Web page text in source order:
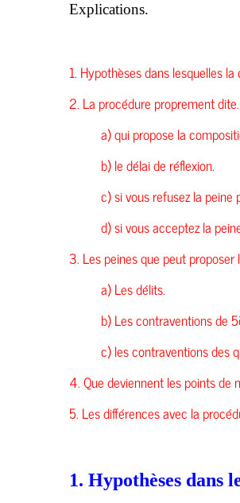
Explications.
1. Hypothèses dans lesquelles
2. La procédure proprement dite.
a) qui propose la
b) le délai de réflexion.
c) si vous refusez la peine
d) si vous acceptez la
3. Les peines que peut
a) Les délits.
b) Les contraventions de
c) les contraventions des
4. Que deviennent les points de
5. Les différences avec la
1. Hypothèses dans